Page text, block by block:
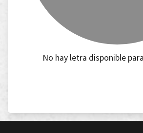
No hay letra disponible